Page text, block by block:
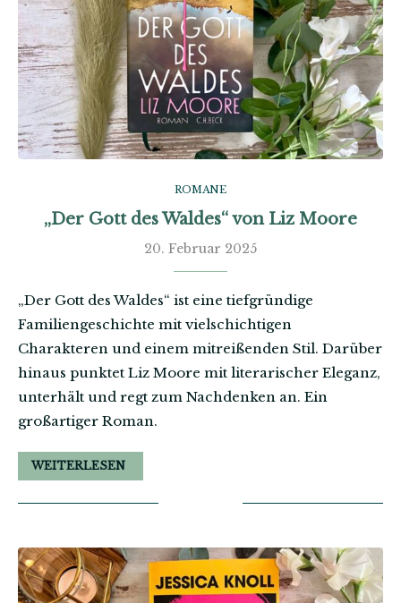
ROMANE
„Der Gott des Waldes“ von Liz Moore
20. Februar 2025
„Der Gott des Waldes“ ist eine tiefgründige
Familiengeschichte mit vielschichtigen
Charakteren und einem mitreißenden Stil. Darüber
hinaus punktet Liz Moore mit literarischer Eleganz,
unterhält und regt zum Nachdenken an. Ein
großartiger Roman.
WEITERLESEN